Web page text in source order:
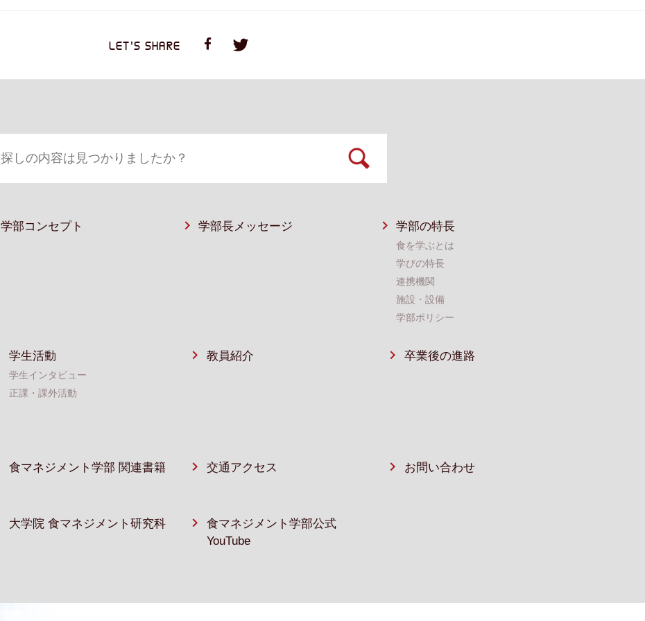
LET'S SHARE
学部コンセプト 学部長メッセージ 学部の特長
食を学ぶとは
学びの特長
連携機関
施設・設備
学部ポリシー
学生活動
学生インタビュー
正課・課外活動
教員紹介 卒業後の進路
食マネジメント学部 関連書籍 交通アクセス お問い合わせ
大学院 食マネジメント研究科
食マネジメント学部公式
YouTube